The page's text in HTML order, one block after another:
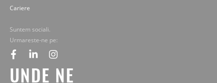
Cariere
Suntem sociali.
Urmareste-ne pe:
facebook
linkedininstagram
UNDE NE